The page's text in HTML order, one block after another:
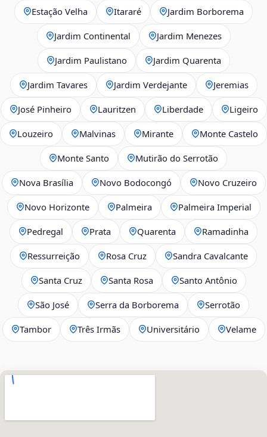
Estação Velha Itararé Jardim Borborema
Jardim Continental Jardim Menezes
Jardim Paulistano Jardim Quarenta
Jardim Tavares Jardim Verdejante Jeremias
José Pinheiro Lauritzen Liberdade Ligeiro
Louzeiro Malvinas Mirante Monte Castelo
Monte Santo Mutirão do Serrotão
Nova Brasília Novo Bodocongó Novo Cruzeiro
Novo Horizonte Palmeira Palmeira Imperial
Pedregal Prata Quarenta Ramadinha
Ressurreição Rosa Cruz Sandra Cavalcante
Santa Cruz Santa Rosa Santo Antônio
São José Serra da Borborema Serrotão
Tambor Três Irmãs Universitário Velame